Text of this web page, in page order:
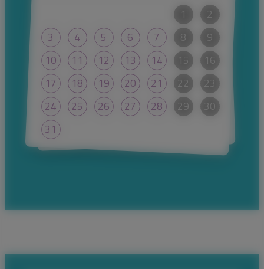
1
2
3
4 5 6 7 8
9
10
11 12 13 14 15
16
17
18 19 20 21 22
23
24
25 26 27 28 29
30
31